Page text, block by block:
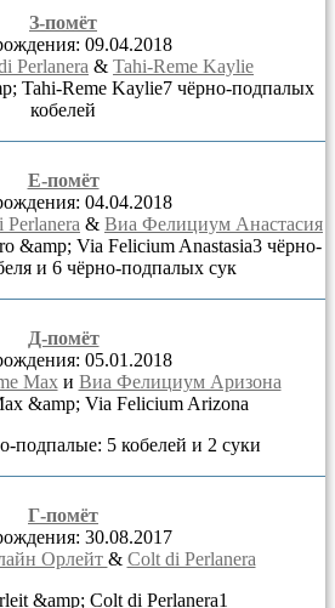
З-помёт
09.04.2018
Perlanera & Tahi-Reme Kaylie
7 чёрно-подпалых
кобелей
Е-помёт
04.04.2018
Perlanera & Виа Фелициум Анастасия
3 чёрно-
и 6 чёрно-подпалых сук
Д-помёт
05.01.2018
Maxи Виа Фелициум Аризона
подпалые: 5 кобелей и 2 суки
Г-помёт
30.08.2017
Орлейт & Colt di Perlanera